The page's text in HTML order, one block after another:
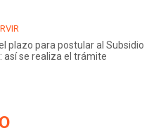
plazo para postular al Subsidio
así se realiza el trámite